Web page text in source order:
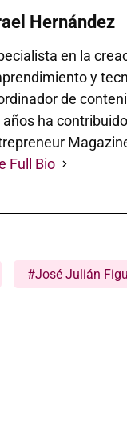
Hernández
en la
y
de
años ha
Full Bio
#José Julián